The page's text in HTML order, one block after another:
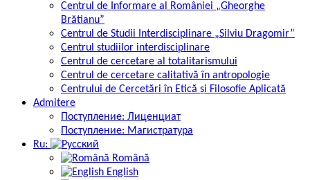
Centrul de Informare al României „Gheorghe
Brătianu”
Centrul de Studii Interdisciplinare „Silviu Dragomir”
Centrul studiilor interdisciplinare
Centrul de cercetare al totalitarismului
Centrul de cercetare calitativă în antropologie
Centrului de Cercetări în Etică și Filosofie Aplicată
Admitere
Поступление: Лиценциат
Поступление: Магистратура
Ru:
Română
English